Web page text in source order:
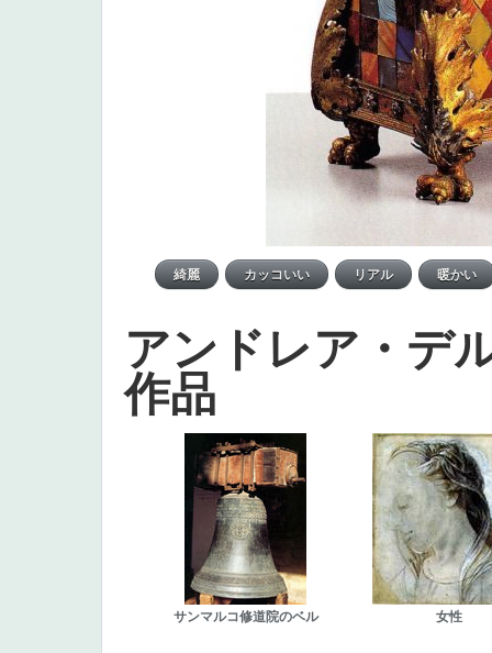
アンドレア・デ
作品
サンマルコ修道院のベル 女性